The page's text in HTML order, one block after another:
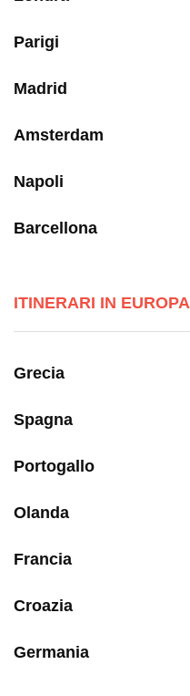
Parigi
Madrid
Amsterdam
Napoli
Barcellona
ITINERARI IN EUROPA
Grecia
Spagna
Portogallo
Olanda
Francia
Croazia
Germania